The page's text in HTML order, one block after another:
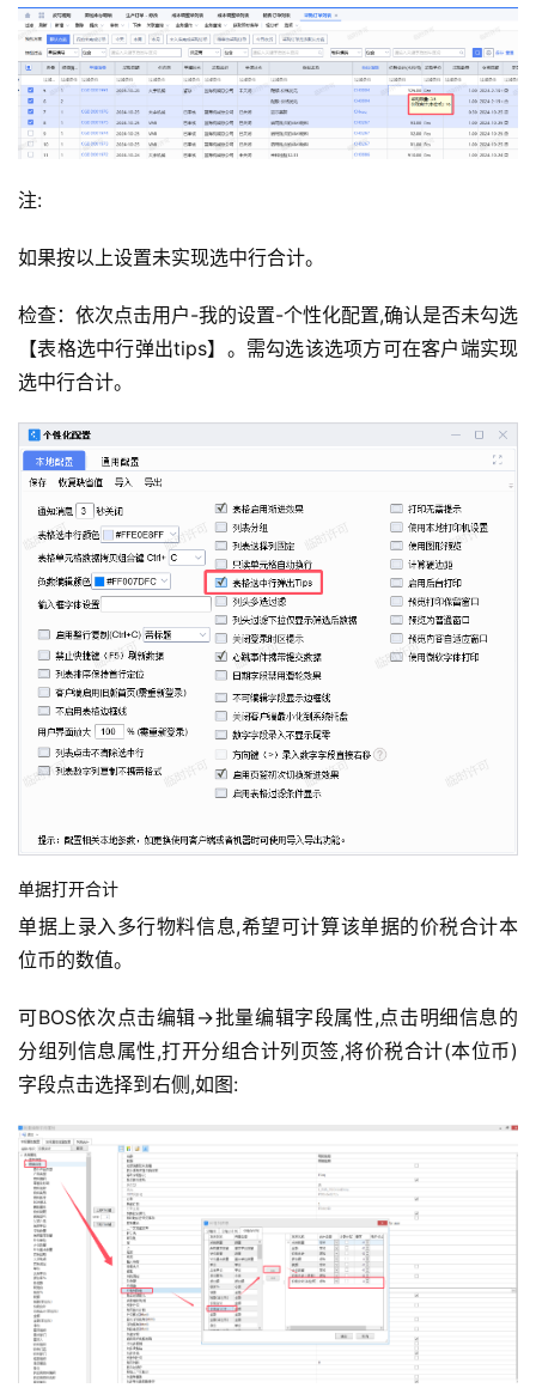
注:
如果按以上设置未实现选中行合计。
检查：依次点击用户-我的设置-个性化配置,确认是否未勾选
【表格选中行弹出tips】。需勾选该选项方可在客户端实现
选中行合计。
单据打开合计
单据上录入多行物料信息,希望可计算该单据的价税合计本
位币的数值。
可BOS依次点击编辑→批量编辑字段属性,点击明细信息的
分组列信息属性,打开分组合计列页签,将价税合计(本位币)
字段点击选择到右侧,如图: